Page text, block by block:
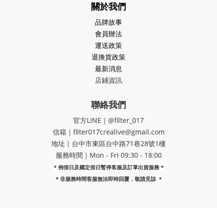
關於我們
品牌故事
會員辦法
運送政策
退換貨政策
最新消息
店鋪資訊
聯絡我們
官方LINE｜@filter_017
信箱｜filter017crealive@gmail.com
地址｜​台中市東區台中路71巷28號1樓
服務時間｜Mon - Fri 09:30 - 18:00
* 例假日及國定假日暫停客服及訂單出貨服務 *
* 非服務時間客服無法即時回覆，敬請見諒 *